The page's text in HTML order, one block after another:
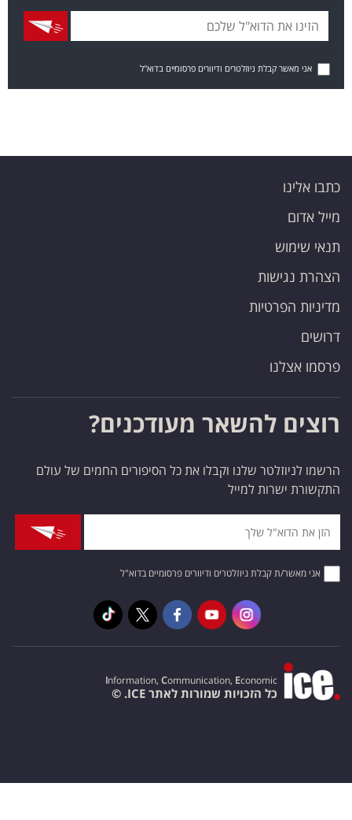
אני מאשר קבלת ניוזלטרים ודיוורים פרסומיים בדוא"ל
כתבו אלינו
מייל אדום
תנאי שימוש
הצהרת נגישות
מדיניות הפרטיות
דרושים
פרסמו אצלנו
רוצים להשאר מעודכנים?
הרשמו לניוזלטר שלנו וקבלו את כל הסיפורים החמים של עולם
התקשורת ישרות למייל
אני מאשר/ת קבלת ניוזלטרים ודיוורים פרסומיים בדוא"ל
Information, Communication, Economic
כל הזכויות שמורות לאתר ICE. ©